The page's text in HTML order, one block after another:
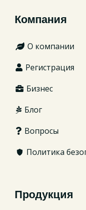
Компания
О компании
Регистрация
Бизнес
Блог
Вопросы
Политика
Продукция